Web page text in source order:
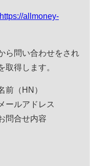
https://allmoney-
ら問い合わせをされ
取得します。
前（HN）
ールアドレス
問合せ内容